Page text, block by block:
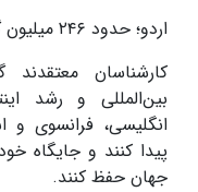
اردو؛ حدود ۲۴۶ میلیون گویشور
کارشناسان
بین‌المللی و رشد
انگلیسی، فرانسوی و
پیدا کنند و جایگاه
جهان حفظ کنند.